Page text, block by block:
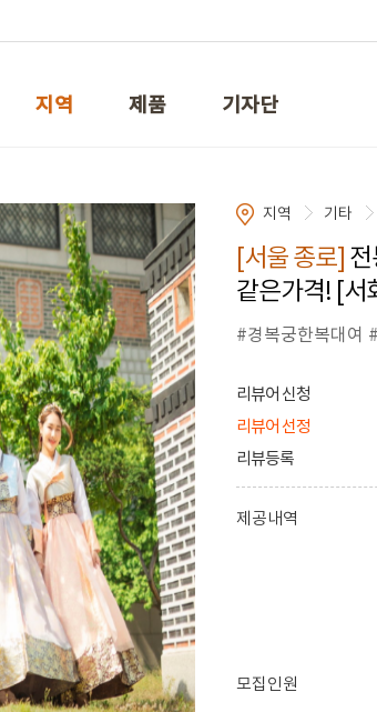
지역 제품 기자단
지역 기타
[서울 종로]
같은가격! [서
#경복궁한복대여
리뷰어 신청
리뷰어 선정
리뷰등록
제공내역
모집인원